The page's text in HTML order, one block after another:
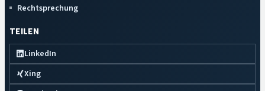
Rechtsprechung
TEILEN
LinkedIn
Xing